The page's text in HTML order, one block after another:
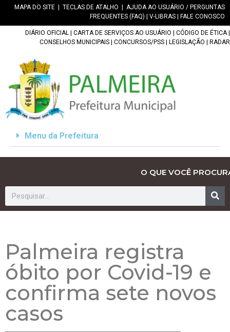
MAPA DO SITE TECLAS DE ATALHO
AJUDA AO USUÁRIO / PERGUNTAS
FREQUENTES (FAQ)
V-LIBRAS FALE CONOSCO
DIÁRIO OFICIAL CARTA DE SERVIÇOS AO USUÁRIO CÓDIGO DE ÉTICA|
CONSELHOS MUNICIPAIS
CONCURSOS/PSS LEGISLAÇÃO RADAR
Menu da Prefeitura
O QUE VOCÊ
Palmeira registra
óbito por Covid-19 e
confirma sete novos
casos